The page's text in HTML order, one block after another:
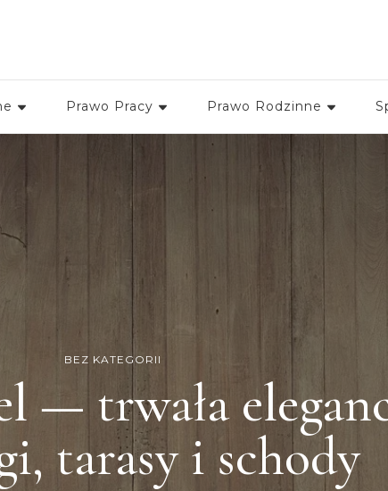
Prawo Pracy Prawo Rodzinne
BEZ KATEGORII
— trwała
tarasy i schody